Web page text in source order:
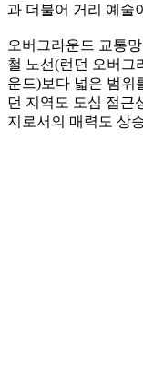
과 더불어 거리 예술
오버그라운드 교통
철 노선(런던 오버그
운드)보다 넓은 범위
던 지역도 도심 접근
지로서의 매력도 상